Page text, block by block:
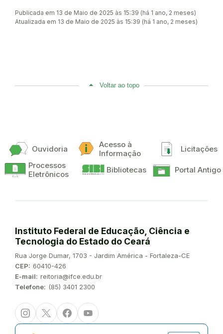
Publicada em 13 de Maio de 2025 às 15:39 (há 1 ano, 2 meses)
Atualizada em 13 de Maio de 2025 às 15:39 (há 1 ano, 2 meses)
Voltar ao topo
Ouvidoria
Acesso à
Informação
Licitações
Processos
Eletrônicos
Bibliotecas Portal Antigo
Instituto Federal de Educação, Ciência e
Tecnologia do Estado do Ceará
Endereço:
Rua Jorge Dumar, 1703 - Jardim América - Fortaleza-CE
CEP: 60410-426
E-mail: reitoria@ifce.edu.br
Telefone: (85) 3401 2300
InstagramTwitter/XFacebookYoutube